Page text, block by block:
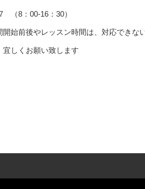
（8：00-16：30）
開始前後やレッスン時間は、対応できな
宜しくお願い致します